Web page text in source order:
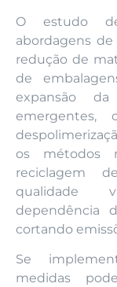
O estudo
abordagens
redução de
de
expansão da
emergentes,
os métodos
reciclagem
qualidade
dependência
cortando
Se
medidas